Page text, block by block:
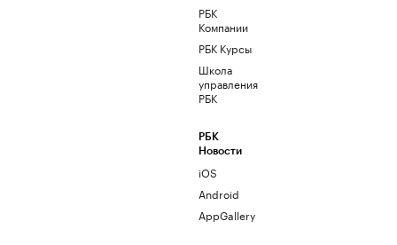
РБК
Компании
РБК Курсы
Школа
управления
РБК
РБК
Новости
iOS
Android
AppGallery